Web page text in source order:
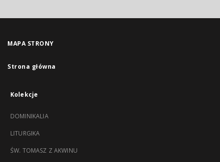
MAPA STRONY
Strona główna
Kolekcje
DOMINIKALIA
LITURGIKA
ŚW. TOMASZ Z AKWINU